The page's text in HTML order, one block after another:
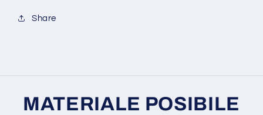
Share
MATERIALE POSIBILE